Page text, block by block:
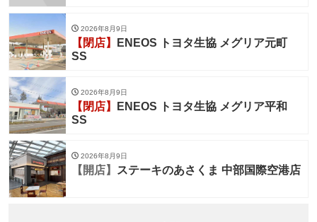
2026年8月9日
【閉店】
ENEOS トヨタ生協 メグリア元町
SS
2026年8月9日
【閉店】
ENEOS トヨタ生協 メグリア平和
SS
2026年8月9日
【開店】 ステーキのあさくま 中部国際空港店